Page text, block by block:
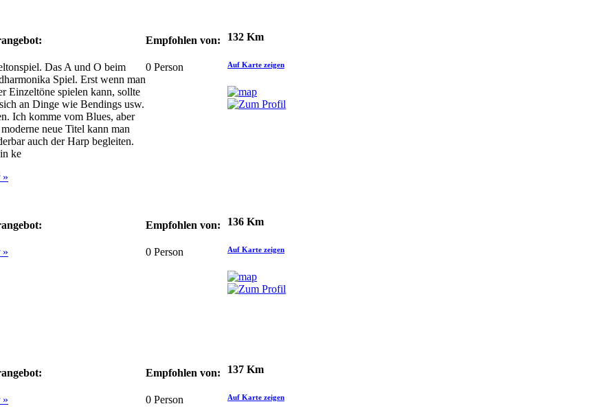
Das A und O beim
Spiel. Erst wenn man
Einzeltöne spielen kann, sollte
an Dinge wie Bendings usw.
Ich komme vom Blues, aber
neue Titel kann man
auch der Harp begleiten.
ke
»
Empfohlen von:
0 Person
132 Km
Auf Karte zeigen
»
Empfohlen von:
0 Person
136 Km
Auf Karte zeigen
»
Empfohlen von:
0 Person
137 Km
Auf Karte zeigen